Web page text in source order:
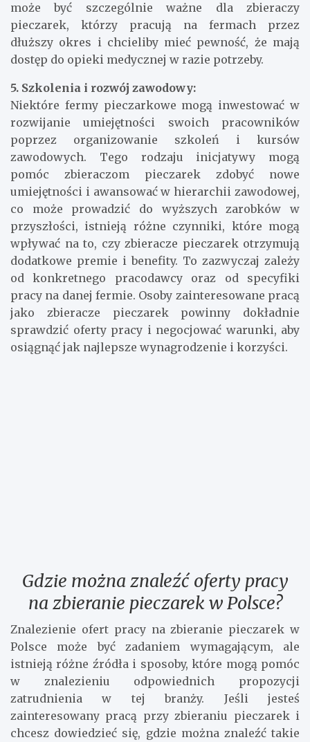
dostęp do opieki medycznej na miejscu pracy. To
może być szczególnie ważne dla zbieraczy
pieczarek, którzy pracują na fermach przez
dłuższy okres i chcieliby mieć pewność, że mają
dostęp do opieki medycznej w razie potrzeby.
5. Szkolenia i rozwój zawodowy:
Niektóre fermy pieczarkowe mogą inwestować w
rozwijanie umiejętności swoich pracowników
poprzez organizowanie szkoleń i kursów
zawodowych. Tego rodzaju inicjatywy mogą
pomóc zbieraczom pieczarek zdobyć nowe
umiejętności i awansować w hierarchii zawodowej,
co może prowadzić do wyższych zarobków w
przyszłości, istnieją różne czynniki, które mogą
wpływać na to, czy zbieracze pieczarek otrzymują
dodatkowe premie i benefity. To zazwyczaj zależy
od konkretnego pracodawcy oraz od specyfiki
pracy na danej fermie. Osoby zainteresowane pracą
jako zbieracze pieczarek powinny dokładnie
sprawdzić oferty pracy i negocjować warunki, aby
Gdzie można znaleźć oferty pracy
na zbieranie pieczarek w Polsce?
Znalezienie ofert pracy na zbieranie pieczarek w
Polsce może być zadaniem wymagającym, ale
istnieją różne źródła i sposoby, które mogą pomóc
w znalezieniu odpowiednich propozycji
zatrudnienia w tej branży. Jeśli jesteś